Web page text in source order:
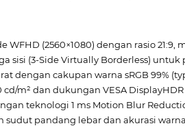
WFHD (2560×1080) dengan rasio
sisi (3-Side Virtually Borderless)
dengan cakupan warna sRGB 99%
m² dan dukungan VESA
teknologi 1 ms Motion Blur
sudut pandang lebar dan akurasi